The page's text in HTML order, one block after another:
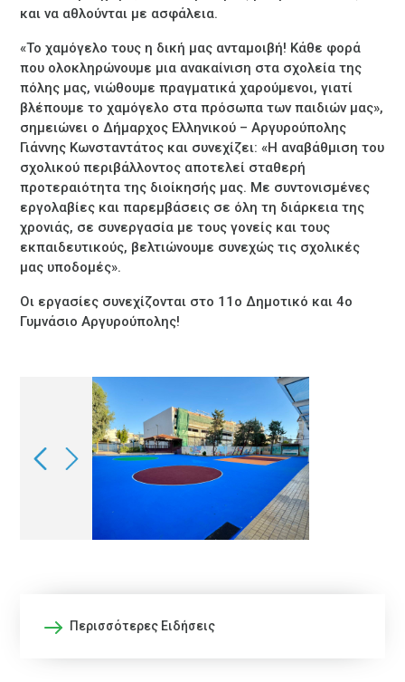
και να αθλούνται με ασφάλεια.
«Το χαμόγελο τους η δική μας ανταμοιβή! Κάθε φορά
που ολοκληρώνουμε μια ανακαίνιση στα σχολεία της
πόλης μας, νιώθουμε πραγματικά χαρούμενοι, γιατί
βλέπουμε το χαμόγελο στα πρόσωπα των παιδιών μας»,
σημειώνει ο Δήμαρχος Ελληνικού – Αργυρούπολης
Γιάννης Κωνσταντάτος και συνεχίζει: «Η αναβάθμιση του
σχολικού περιβάλλοντος αποτελεί σταθερή
προτεραιότητα της διοίκησής μας. Με συντονισμένες
εργολαβίες και παρεμβάσεις σε όλη τη διάρκεια της
χρονιάς, σε συνεργασία με τους γονείς και τους
εκπαιδευτικούς, βελτιώνουμε συνεχώς τις σχολικές
μας υποδομές».
Οι εργασίες συνεχίζονται στο 11ο Δημοτικό και 4ο
Γυμνάσιο Αργυρούπολης!
Περισσότερες Ειδήσεις